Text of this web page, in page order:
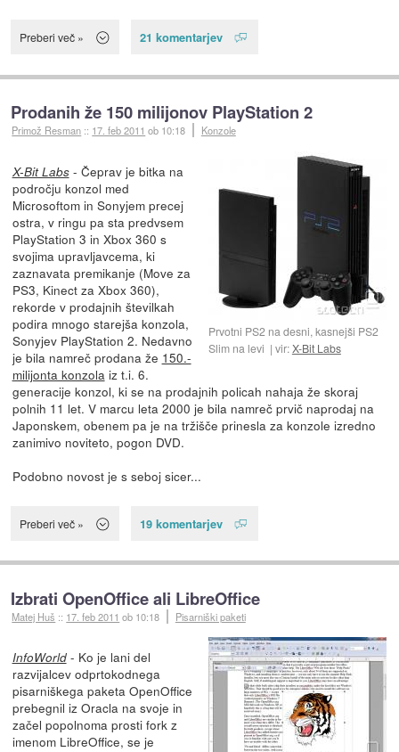
Preberi več » 21 komentarjev
Prodanih že 150 milijonov PlayStation 2
Primož Resman :: 17. feb 2011 ob 10:18 Konzole
Prvotni PS2 na desni, kasnejši PS2
Slim na levi
vir:X-Bit Labs
X-Bit Labs- Čeprav je bitka na
področju konzol med
Microsoftom in Sonyjem precej
ostra, v ringu pa sta predvsem
PlayStation 3 in Xbox 360 s
svojima upravljavcema, ki
zaznavata premikanje (Move za
PS3, Kinect za Xbox 360),
rekorde v prodajnih številkah
podira mnogo starejša konzola,
Sonyjev PlayStation 2. Nedavno
je bila namreč prodana že 150.-
milijonta konzolaiz t.i. 6.
generacije konzol, ki se na prodajnih policah nahaja že skoraj
polnih 11 let. V marcu leta 2000 je bila namreč prvič naprodaj na
Japonskem, obenem pa je na tržišče prinesla za konzole izredno
zanimivo noviteto, pogon DVD.
Podobno novost je s seboj sicer...
Preberi več » 19 komentarjev
Izbrati OpenOffice ali LibreOffice
Matej Huš :: 17. feb 2011 ob 10:18 Pisarniški paketi
InfoWorld- Ko je lani del
razvijalcev odprtokodnega
pisarniškega paketa OpenOffice
prebegnil iz Oracla na svoje in
začel popolnoma prosti fork z
imenom LibreOffice, se je